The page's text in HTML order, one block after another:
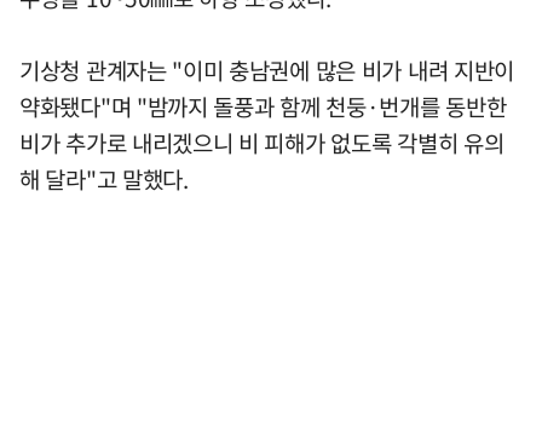
기상청 관계자는 "이미 충남권에 많은 비가 내려 지반이
약화됐다"며 "밤까지 돌풍과 함께 천둥·번개를 동반한
비가 추가로 내리겠으니 비 피해가 없도록 각별히 유의
해 달라"고 말했다.